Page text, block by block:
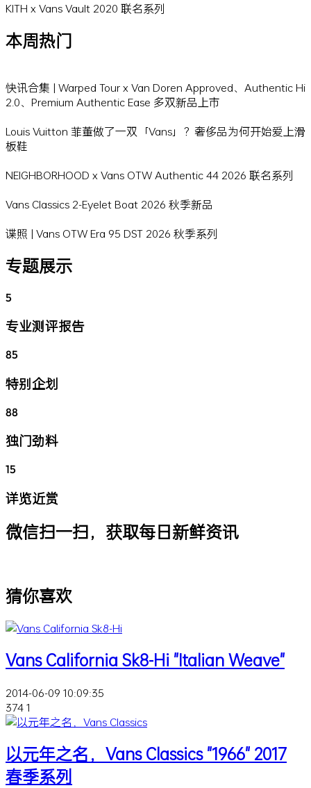
KITH x Vans Vault 2020 联名系列
本周热门
快讯合集 | Warped Tour x Van Doren Approved、Authentic Hi
2.0、Premium Authentic Ease 多双新品上市
Louis Vuitton 菲董做了一双「Vans」？奢侈品为何开始爱上滑
板鞋
NEIGHBORHOOD x Vans OTW Authentic 44 2026 联名系列
Vans Classics 2-Eyelet Boat 2026 秋季新品
谍照 | Vans OTW Era 95 DST 2026 秋季系列
专题展示
5
专业测评报告
85
特别企划
88
独门劲料
15
详览近赏
微信扫一扫，获取每日新鲜资讯
猜你喜欢
Vans California Sk8-Hi "Italian Weave"
2014-06-09 10:09:35
3741
以元年之名，Vans Classics "1966" 2017
春季系列